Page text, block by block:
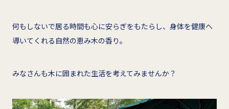
何もしないで居る時間も心に安らぎをもたらし、身体を健康へ
導いてくれる自然の恵み木の香り。
みなさんも木に囲まれた生活を考えてみませんか？